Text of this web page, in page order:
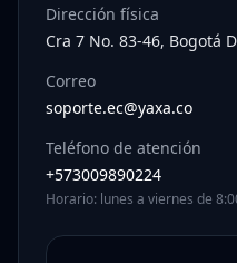
Dirección física
Cra 7 No. 83-46, Bogotá
Correo
soporte.ec@yaxa.co
Teléfono de atención
+573009890224
Horario: lunes a viernes de